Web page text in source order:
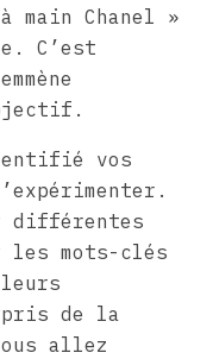
main Chanel »
C’est
vos
différentes
les mots-clés
de la
allez